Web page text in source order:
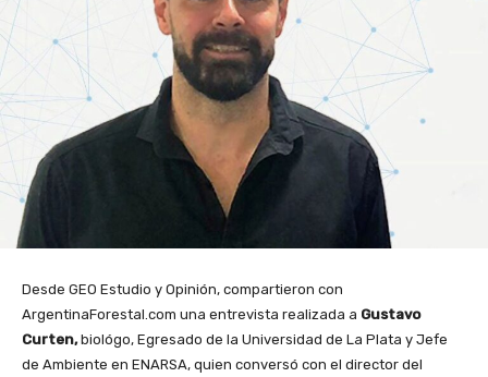
Desde GEO Estudio y Opinión, compartieron con
ArgentinaForestal.com una entrevista realizada a Gustavo
Curten,biológo, Egresado de la Universidad de La Plata y Jefe
de Ambiente en ENARSA, quien conversó con el director del